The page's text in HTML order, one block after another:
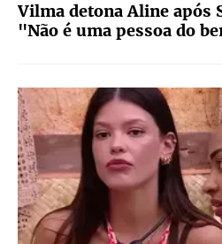
Vilma detona Aline após
"Não é uma pessoa do